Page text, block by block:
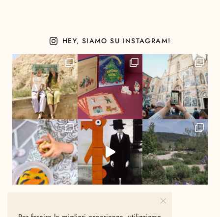
HEY, SIAMO SU INSTAGRAM!